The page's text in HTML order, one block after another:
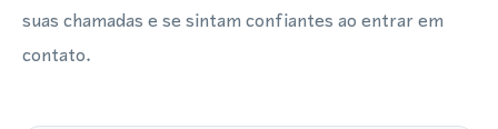
suas chamadas e se sintam confiantes ao entrar em
contato.